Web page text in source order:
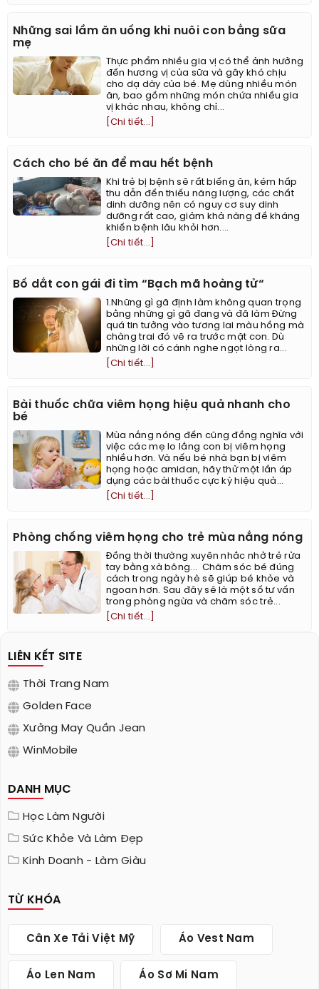
Những sai lầm ăn uống khi nuôi con bằng sữa
mẹ
Thực phẩm nhiều gia vị có thể ảnh hưởng
đến hương vị của sữa và gây khó chịu
cho dạ dày của bé. Mẹ dùng nhiều món
ăn, bao gồm những món chứa nhiều gia
vị khác nhau, không chỉ...
[Chi tiết...]
Cách cho bé ăn để mau hết bệnh
Khi trẻ bị bệnh sẽ rất biếng ăn, kém hấp
thu dẫn đến thiếu năng lượng, các chất
dinh dưỡng nên có nguy cơ suy dinh
dưỡng rất cao, giảm khả năng đề kháng
khiến bệnh lâu khỏi hơn....
[Chi tiết...]
Bố dắt con gái đi tìm “Bạch mã hoàng tử“
1.Những gì gã định làm không quan trọng
bằng những gì gã đang và đã làm Đừng
quá tin tưởng vào tương lai màu hồng mà
chàng trai đó vẽ ra trước mặt con. Dù
những lời có cánh nghe ngọt lòng ra...
[Chi tiết...]
Bài thuốc chữa viêm họng hiệu quả nhanh cho
bé
Mùa nắng nóng đến cũng đồng nghĩa với
việc các mẹ lo lắng con bị viêm họng
nhiều hơn. Và nếu bé nhà bạn bị viêm
họng hoặc amidan, hãy thử một lần áp
dụng các bài thuốc cực kỳ hiệu quả...
[Chi tiết...]
Phòng chống viêm họng cho trẻ mùa nắng nóng
Đồng thời thường xuyên nhắc nhở trẻ rửa
tay bằng xà bông... Chăm sóc bé đúng
cách trong ngày hè sẽ giúp bé khỏe và
ngoan hơn. Sau đây sẽ là một số tư vấn
trong phòng ngừa và chăm sóc trẻ...
[Chi tiết...]
LIÊN KẾT SITE
Thời Trang Nam
Golden Face
Xưởng May Quần Jean
WinMobile
DANH MỤC
Học Làm Người
Sức Khỏe Và Làm Đẹp
Kinh Doanh - Làm Giàu
TỪ KHÓA
Cân Xe Tải Việt Mỹ Áo Vest Nam
Áo Len Nam Áo Sơ Mi Nam